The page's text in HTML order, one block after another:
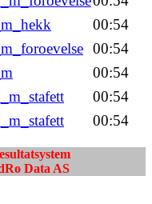
00:54
00:54
00:54
00:54
00:54
Data AS